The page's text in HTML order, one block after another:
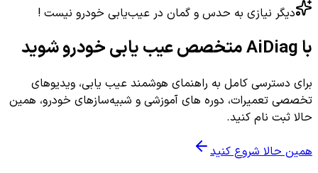
دیگر نیازی به حدس و گمان در عیب‌یابی خودرو نیست !
با AiDiag متخصص عیب یابی خودرو شوید
برای دسترسی کامل به راهنمای هوشمند عیب یابی، ویدیوهای
تخصصی تعمیرات، دوره های آموزشی و شبیه‌سازهای خودرو، همین
حالا ثبت نام کنید.
همین حالا شروع کنید